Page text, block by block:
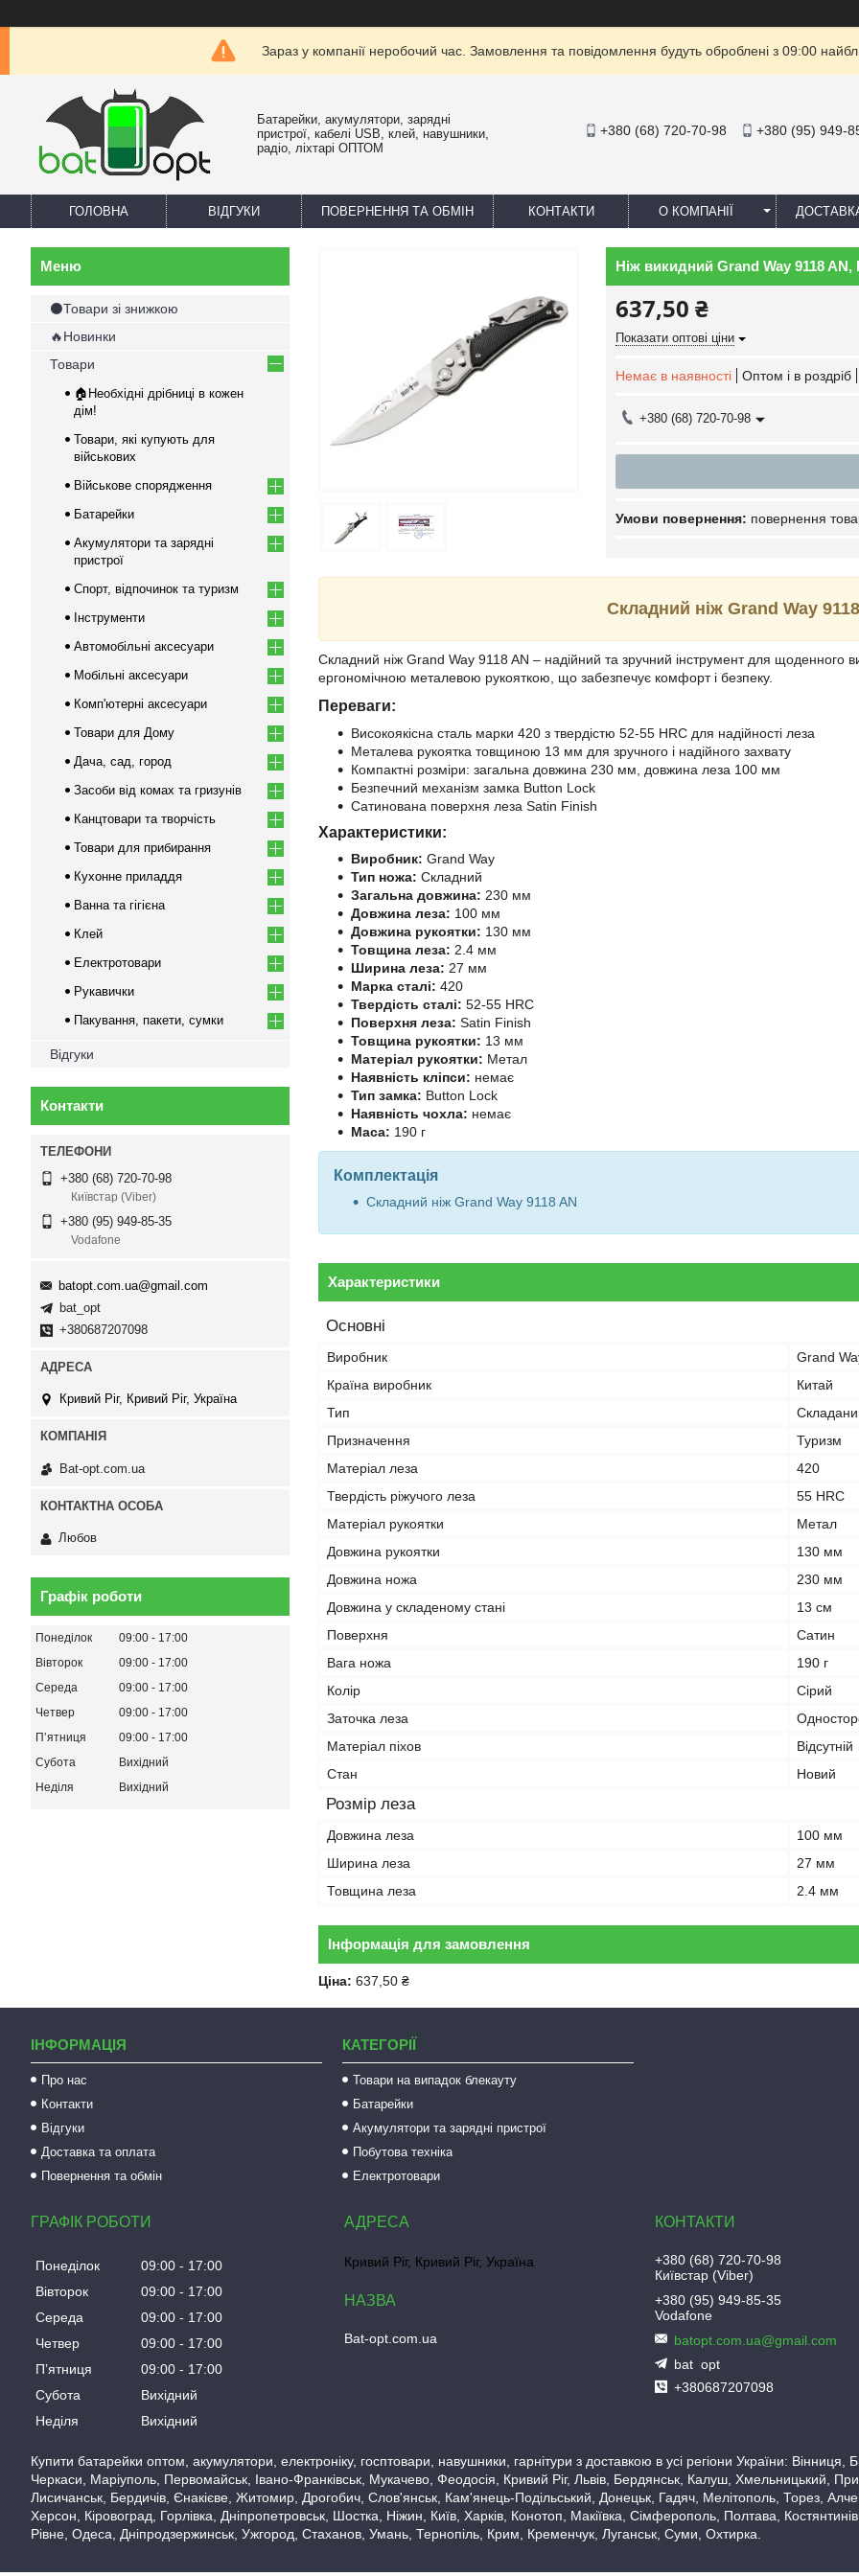
Зараз у компанії неробочий час. Замовлення та повідомлення будуть оброблені з 09:00
Батарейки, акумулятори, зарядні
пристрої, кабелі USB, клей, навушники,
радіо, ліхтарі ОПТОМ
+380 (68) 720-70-98 +380 (95) 949-
ГОЛОВНА ВІДГУКИ ПОВЕРНЕННЯ ТА ОБМІН КОНТАКТИ О КОМПАНІЇ
Ніж викидний Grand Way 9118
637,50 ₴
Показати оптові ціни
Немає в наявності Оптом і в роздріб
+380 (68) 720-70-98
повернення
Складний ніж Grand Way
Складний ніж Grand Way 9118 AN – надійний та зручний інструмент для щоденного
ергономічною металевою рукояткою, що забезпечує комфорт і безпеку.
Переваги:
Високоякісна сталь марки 420 з твердістю 52-55 HRC для надійності леза
Металева рукоятка товщиною 13 мм для зручного і надійного захвату
Компактні розміри: загальна довжина 230 мм, довжина леза 100 мм
Безпечний механізм замка Button Lock
Сатинована поверхня леза Satin Finish
Характеристики:
Виробник: Grand Way
Тип ножа: Складний
Загальна довжина: 230 мм
Довжина леза: 100 мм
Довжина рукоятки: 130 мм
Товщина леза: 2.4 мм
Ширина леза: 27 мм
Марка сталі: 420
Твердість сталі: 52-55 HRC
Поверхня леза: Satin Finish
Товщина рукоятки: 13 мм
Матеріал рукоятки: Метал
Наявність кліпси: немає
Тип замка: Button Lock
Наявність чохла: немає
Маса: 190 г
Комплектація
Складний ніж Grand Way 9118 AN
Характеристики
Основні
Виробник
Grand
Країна виробник
Китай
Тип
Призначення
Туризм
Матеріал леза
420
Твердість ріжучого леза
55 HRC
Матеріал рукоятки
Метал
Довжина рукоятки
130 мм
Довжина ножа
230 мм
Довжина у складеному стані
13 см
Поверхня
Сатин
Вага ножа
190 г
Колір
Сірий
Заточка леза
Матеріал піхов
Відсутній
Стан
Новий
Розмір леза
Довжина леза
100 мм
Ширина леза
27 мм
Товщина леза
2.4 мм
Інформація для замовлення
Ціна: 637,50 ₴
⚫Товари зі знижкою
🔥Новинки
Товари
🏠Необхідні дрібниці в кожен
дім!
Товари, які купують для
військових
Військове спорядження
Батарейки
Акумулятори та зарядні
пристрої
Спорт, відпочинок та туризм
Інструменти
Автомобільні аксесуари
Мобільні аксесуари
Комп'ютерні аксесуари
Товари для Дому
Дача, сад, город
Засоби від комах та гризунів
Канцтовари та творчість
Товари для прибирання
Кухонне приладдя
Ванна та гігієна
Клей
Електротовари
Рукавички
Пакування, пакети, сумки
Відгуки
Контакти
+380 (68) 720-70-98
Київстар (Viber)
+380 (95) 949-85-35
Vodafone
batopt.com.ua@gmail.com
bat_opt
+380687207098
Кривий Ріг, Кривий Ріг, Україна
Bat-opt.com.ua
Любов
Графік роботи
Понеділок 09:00
17:00
Вівторок
09:00
17:00
Середа
09:00
17:00
Четвер
09:00
17:00
Пʼятниця
09:00
17:00
Субота
Вихідний
Неділя
Вихідний
ІНФОРМАЦІЯ
Про нас
Контакти
Відгуки
Доставка та оплата
Повернення та обмін
КАТЕГОРІЇ
Товари на випадок блекауту
Батарейки
Акумулятори та зарядні пристрої
Побутова техніка
Електротовари
ГРАФІК РОБОТИ
Понеділок 09:00
17:00
Вівторок
09:00
17:00
Середа
09:00
17:00
Четвер
09:00
17:00
Пʼятниця
09:00
17:00
Субота
Вихідний
Неділя
Вихідний
Кривий Ріг, Кривий Ріг, Україна
Bat-opt.com.ua
+380 (68) 720-70-98
Київстар (Viber)
+380 (95) 949-85-35
Vodafone
batopt.com.ua@gmail.com
bat_opt
+380687207098
Купити батарейки оптом, акумулятори, електроніку, госптовари, навушники, гарнітури з доставкою в усі регіони України:
Черкаси, Маріуполь, Первомайськ, Івано-Франківськ, Мукачево, Феодосія, Кривий Ріг, Львів, Бердянськ, Калуш, Хмельницький,
Лисичанськ, Бердичів, Єнакієве, Житомир, Дрогобич, Слов'янськ, Кам'янець-Подільський, Донецьк, Гадяч, Мелітополь, Торез,
Херсон, Кіровоград, Горлівка, Дніпропетровськ, Шостка, Ніжин, Київ, Харків, Конотоп, Макіївка, Сімферополь, Полтава,
Рівне, Одеса, Дніпродзержинськ, Ужгород, Стаханов, Умань, Тернопіль, Крим, Кременчук, Луганськ, Суми, Охтирка.